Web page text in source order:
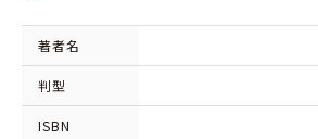
著者名
判型
ISBN